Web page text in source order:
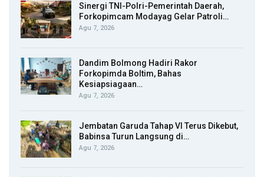
Sinergi TNI-Polri-Pemerintah Daerah,
Forkopimcam Modayag Gelar Patroli…
Agu 7, 2026
Dandim Bolmong Hadiri Rakor
Forkopimda Boltim, Bahas
Kesiapsiagaan…
Agu 7, 2026
Jembatan Garuda Tahap VI Terus Dikebut,
Babinsa Turun Langsung di…
Agu 7, 2026